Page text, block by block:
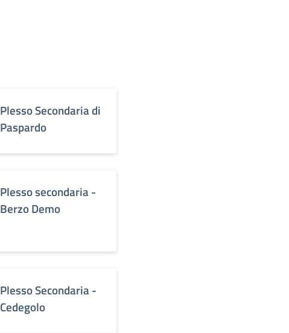
Plesso Secondaria di
Paspardo
Plesso secondaria -
Berzo Demo
Plesso Secondaria -
Cedegolo